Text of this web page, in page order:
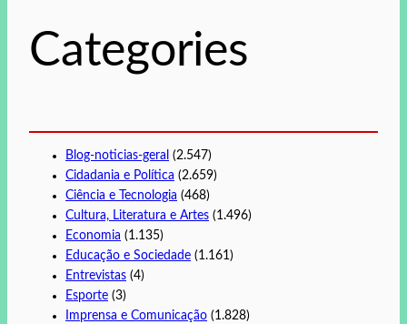
aCategories
Blog-noticias-geral (2.547)
Cidadania e Política (2.659)
Ciência e Tecnologia (468)
Cultura, Literatura e Artes (1.496)
Economia (1.135)
Educação e Sociedade (1.161)
Entrevistas (4)
Esporte (3)
Imprensa e Comunicação (1.828)